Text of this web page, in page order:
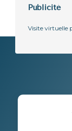
Publicité
Visite virtuelle